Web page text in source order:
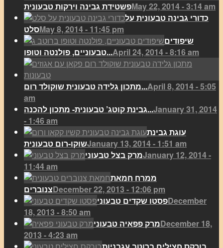
פשטידת גבינה וירקות טבעוניתMay 22, 2014 - 3:14 am
כדורי גבינה טבעונית על
סלטMay 8, 2014 - 11:45 pm
שיפודים
טבעוניים, פולנטה וטופו...April 24, 2014 - 8:16 am
מתכון גלידה טבעונית שוקולד רום...April 8, 2014 - 5:05
am
גבינת קוטג’ טבעונית- מתכון להכנה...January 31, 2014
- 1:46 am
עוגת גבינת
שוקו-רום טבעוניתJanuary 13, 2014 - 1:51 am
מרק בצל טבעוניJanuary 12, 2014 -
11:44 am
ממרח חמאת
צנובריםDecember 22, 2013 - 12:06 pm
פסטו שקדים טבעוניDecember
18, 2013 - 8:50 am
מרק פפאיה טבעוניDecember 18,
2013 - 4:23 am